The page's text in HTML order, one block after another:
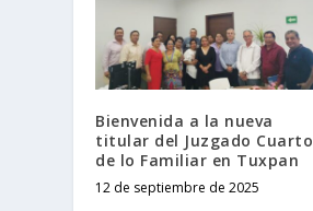
Bienvenida a la nueva
titular del Juzgado Cuarto
de lo Familiar en Tuxpan
12 de septiembre de 2025